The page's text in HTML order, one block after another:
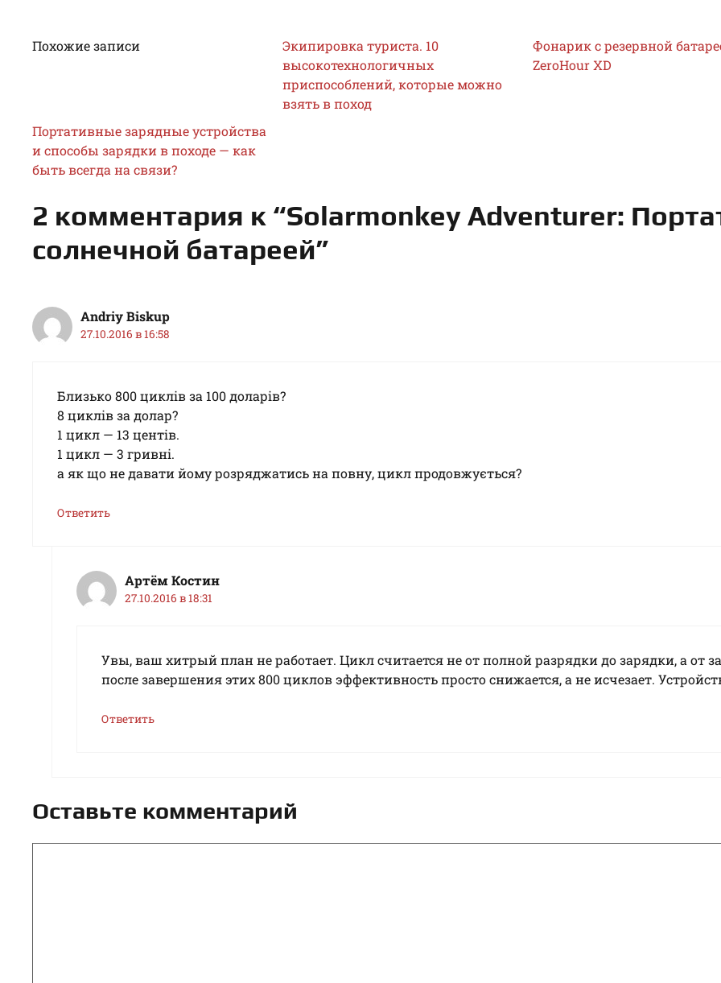
Похожие записи
Экипировка туриста. 10
высокотехнологичных
приспособлений, которые можно
взять в поход
Фонарик с резервной
ZeroHour XD
Портативные зарядные устройства
и способы зарядки в походе — как
быть всегда на связи?
2 комментария к “Solarmonkey Adventurer:
солнечной батареей”
Andriy Biskup
27.10.2016 в 16:58
Близько 800 циклів за 100 доларів?
8 циклів за долар?
1 цикл — 13 центів.
1 цикл — 3 гривні.
а як що не давати йому розряджатись на повну, цикл продовжується?
Ответить
Артём Костин
27.10.2016 в 18:31
Увы, ваш хитрый план не работает. Цикл считается не от полной разрядки до зарядки, а от
после завершения этих 800 циклов эффективность просто снижается, а не исчезает.
Ответить
Оставьте комментарий